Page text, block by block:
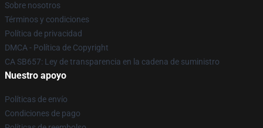
Sobre nosotros
Términos y condiciones
Política de privacidad
DMCA - Política de Copyright
CA SB657: Ley de transparencia en la cadena de suministro
Nuestro apoyo
Políticas de envío
Condiciones de pago